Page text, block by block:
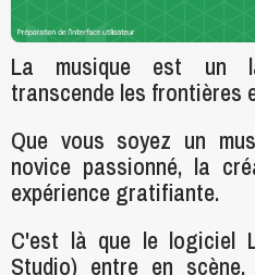
La musique est un
transcende les frontières
Que vous soyez un
novice passionné, la
expérience gratifiante.
C'est là que le logiciel
Studio) entre en